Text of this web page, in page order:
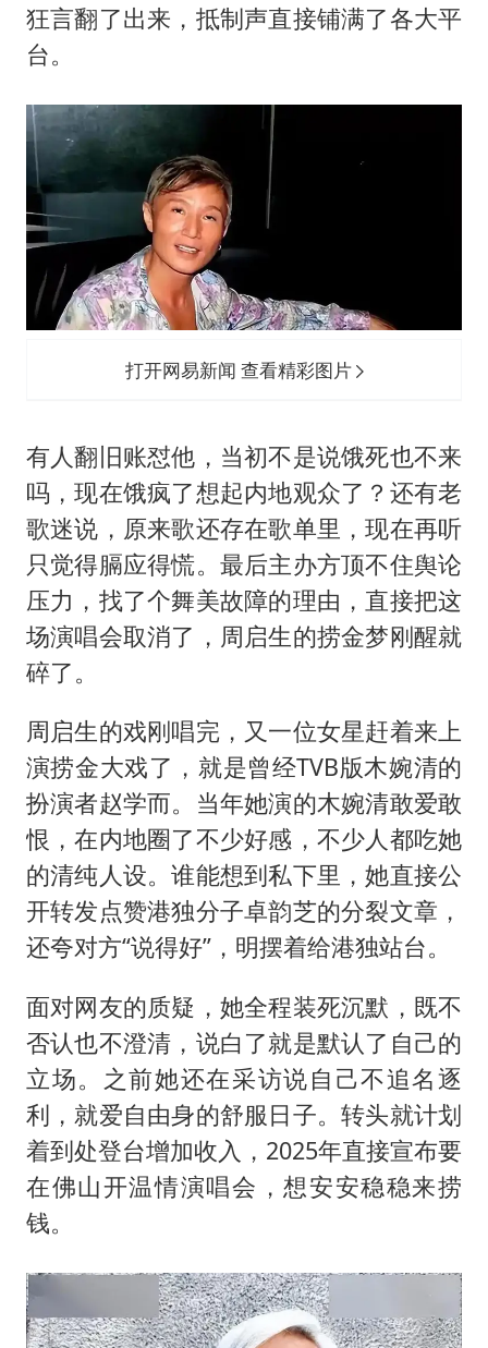
狂言翻了出来，抵制声直接铺满了各大平
台。
打开网易新闻 查看精彩图片
有人翻旧账怼他，当初不是说饿死也不来
吗，现在饿疯了想起内地观众了？还有老
歌迷说，原来歌还存在歌单里，现在再听
只觉得膈应得慌。最后主办方顶不住舆论
压力，找了个舞美故障的理由，直接把这
场演唱会取消了，周启生的捞金梦刚醒就
碎了。
周启生的戏刚唱完，又一位女星赶着来上
演捞金大戏了，就是曾经TVB版木婉清的
扮演者赵学而。当年她演的木婉清敢爱敢
恨，在内地圈了不少好感，不少人都吃她
的清纯人设。谁能想到私下里，她直接公
开转发点赞港独分子卓韵芝的分裂文章，
还夸对方“说得好”，明摆着给港独站台。
面对网友的质疑，她全程装死沉默，既不
否认也不澄清，说白了就是默认了自己的
立场。之前她还在采访说自己不追名逐
利，就爱自由身的舒服日子。转头就计划
着到处登台增加收入，2025年直接宣布要
在佛山开温情演唱会，想安安稳稳来捞
钱。